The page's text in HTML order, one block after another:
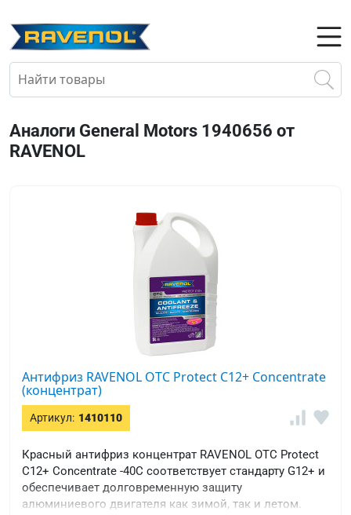
Аналоги General Motors 1940656 от
RAVENOL
Антифриз RAVENOL OTC Protect C12+ Concentrate
(концентрат)
Артикул: 1410110
Красный антифриз концентрат RAVENOL OTC Protect
C12+ Concentrate -40C соответствует стандарту G12+ и
обеспечивает долговременную защиту
алюминиевого двигателя как зимой, так и летом.